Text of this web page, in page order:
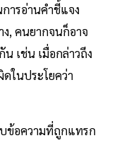
ารอ่านคำชี้แจง
, คนยากจนก็อาจ
เช่น เมื่อกล่าวถึง
ในประโยคว่า
ข้อความที่ถูกแทรก